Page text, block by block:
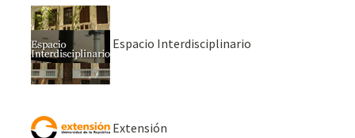
Espacio Interdisciplinario
Extensión